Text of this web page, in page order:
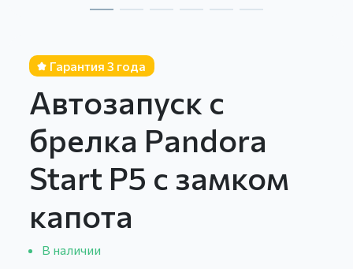
Гарантия 3 года
Автозапуск с
брелка Pandora
Start P5 с замком
капота
В наличии